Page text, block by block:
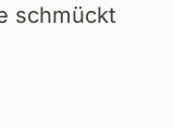
schmückt